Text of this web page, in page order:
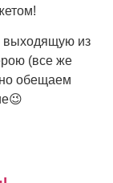
выходящую из
(все же
обещаем